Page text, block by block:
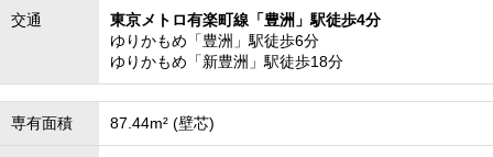
交通
東京メトロ有楽町線「豊洲」駅徒歩4分
ゆりかもめ「豊洲」駅徒歩6分
ゆりかもめ「新豊洲」駅徒歩18分
専有面積 87.44m² (壁芯)